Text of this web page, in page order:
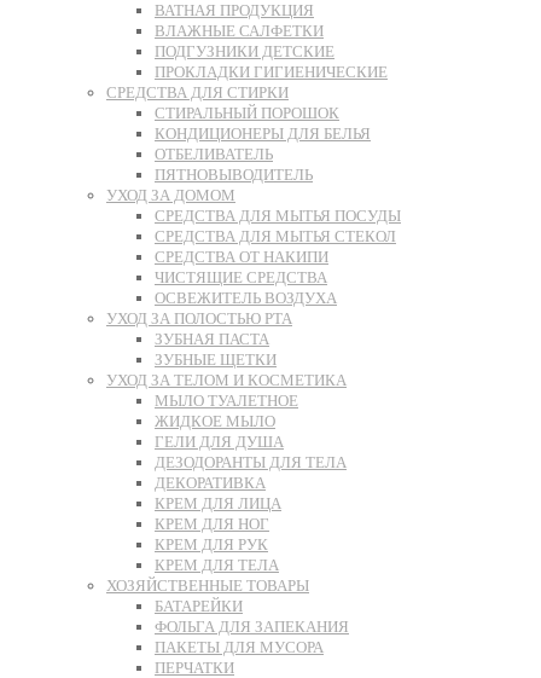
ВАТНАЯ ПРОДУКЦИЯ
ВЛАЖНЫЕ САЛФЕТКИ
ПОДГУЗНИКИ ДЕТСКИЕ
ПРОКЛАДКИ ГИГИЕНИЧЕСКИЕ
СРЕДСТВА ДЛЯ СТИРКИ
СТИРАЛЬНЫЙ ПОРОШОК
КОНДИЦИОНЕРЫ ДЛЯ БЕЛЬЯ
ОТБЕЛИВАТЕЛЬ
ПЯТНОВЫВОДИТЕЛЬ
УХОД ЗА ДОМОМ
СРЕДСТВА ДЛЯ МЫТЬЯ ПОСУДЫ
СРЕДСТВА ДЛЯ МЫТЬЯ СТЕКОЛ
СРЕДСТВА ОТ НАКИПИ
ЧИСТЯЩИЕ СРЕДСТВА
ОСВЕЖИТЕЛЬ ВОЗДУХА
УХОД ЗА ПОЛОСТЬЮ РТА
ЗУБНАЯ ПАСТА
ЗУБНЫЕ ЩЕТКИ
УХОД ЗА ТЕЛОМ И КОСМЕТИКА
МЫЛО ТУАЛЕТНОЕ
ЖИДКОЕ МЫЛО
ГЕЛИ ДЛЯ ДУША
ДЕЗОДОРАНТЫ ДЛЯ ТЕЛА
ДЕКОРАТИВКА
КРЕМ ДЛЯ ЛИЦА
КРЕМ ДЛЯ НОГ
КРЕМ ДЛЯ РУК
КРЕМ ДЛЯ ТЕЛА
ХОЗЯЙСТВЕННЫЕ ТОВАРЫ
БАТАРЕЙКИ
ФОЛЬГА ДЛЯ ЗАПЕКАНИЯ
ПАКЕТЫ ДЛЯ МУСОРА
ПЕРЧАТКИ